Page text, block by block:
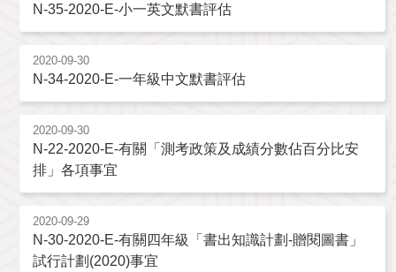
N-35-2020-E-小一英文默書評估
2020-09-30
N-34-2020-E-一年級中文默書評估
2020-09-30
N-22-2020-E-有關「測考政策及成績分數佔百分比安
排」各項事宜
2020-09-29
N-30-2020-E-有關四年級「書出知識計劃-贈閱圖書」
試行計劃(2020)事宜